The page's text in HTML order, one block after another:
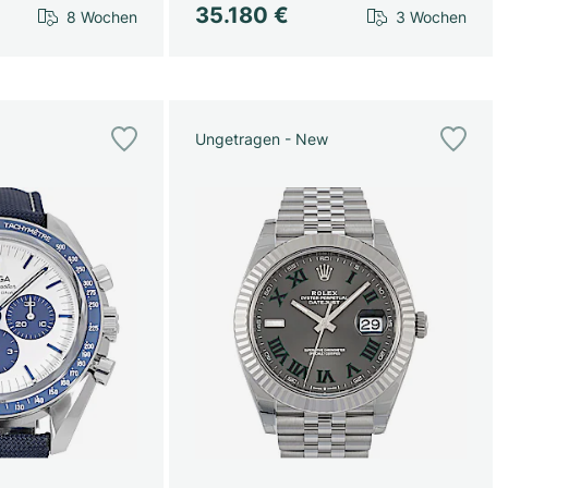
8 Wochen 35.180 € 3 Wochen
Ungetragen - New